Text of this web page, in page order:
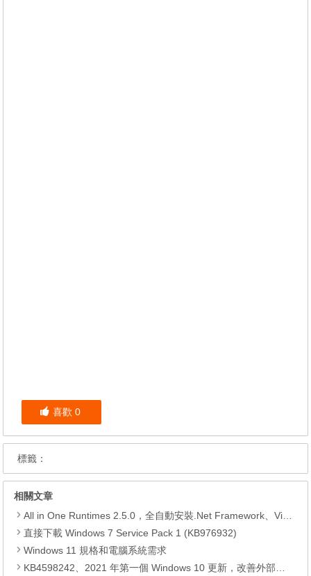
喜歡 0
標籤：
相關文章
All in One Runtimes 2.5.0，全自動安裝.Net Framework、Visual C++、DirectX、Flash Player、JRE
直接下載 Windows 7 Service Pack 1 (KB976932)
Windows 11 規格和電腦系統需求
KB4598242、2021 年第一個 Windows 10 更新，改善外部裝置安全性、解決HTTPS安全漏洞、印表機呼叫(RPC)漏洞